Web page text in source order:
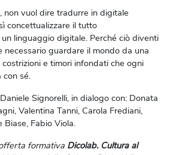
non vuol dire tradurre in digitale
concettualizzare il tutto
linguaggio digitale. Perché ciò diventi
necessario guardare il mondo da una
e timori infondati che ogni
sé.
Signorelli, in dialogo con: Donata
Valentina Tanni, Carola Frediani,
Biase, Fabio Viola.
formativa Dicolab. Cultura al